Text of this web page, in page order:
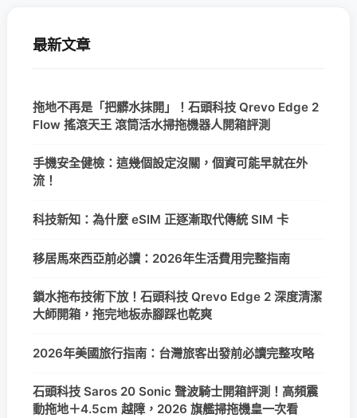
最新文章
拖地不再是「把髒水抹開」！石頭科技 Qrevo Edge 2
Flow 搖滾天王 滾筒活水掃拖機器人開箱評測
手機安全健檢：這幾個設定沒關，個資可能早就在外
流！
科技新知：為什麼 eSIM 正逐漸取代傳統 SIM 卡
移居馬來西亞前必讀：2026年生活費用完整指南
鎖水拖布技術下放！石頭科技 Qrevo Edge 2 深度清潔
大師開箱，拖完地板赤腳踩也乾爽
2026年美國旅行指南：台灣旅客出發前必讀完整攻略
石頭科技 Saros 20 Sonic 聲波騎士開箱評測！高頻震
動拖地＋4.5cm 越障，2026 旗艦掃拖機皇一次看